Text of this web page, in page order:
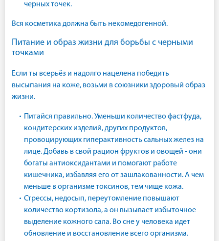
черных точек.
Вся косметика должна быть некомедогенной.
Питание и образ жизни для борьбы с черными
точками
Если ты всерьёз и надолго нацелена победить
высыпания на коже, возьми в союзники здоровый образ
жизни.
Питайся правильно. Уменьши количество фастфуда,
кондитерских изделий, других продуктов,
провоцирующих гиперактивность сальных желез на
лице. Добавь в свой рацион фруктов и овощей - они
богаты антиоксидантами и помогают работе
кишечника, избавляя его от зашлакованности. А чем
меньше в организме токсинов, тем чище кожа.
Стрессы, недосып, переутомление повышают
количество кортизола, а он вызывает избыточное
выделение кожного сала. Во сне у человека идет
обновление и восстановление всего организма.